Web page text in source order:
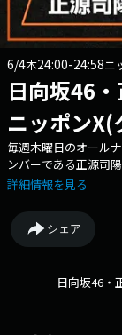
6/4木24:00-24:58ニ
日向坂46
ニッポンX(
毎週木曜日のオール
ンバーである正源司
詳細情報を見る
シェア
日向坂46・